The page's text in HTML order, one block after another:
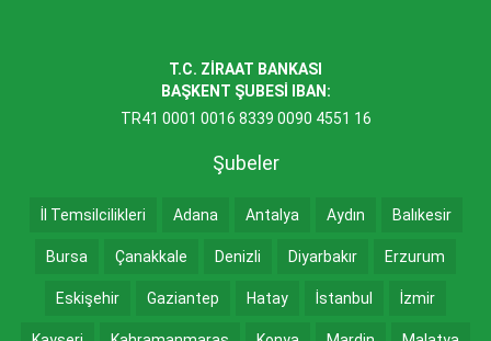
T.C. ZİRAAT BANKASI
BAŞKENT ŞUBESİ IBAN:
TR41 0001 0016 8339 0090 4551 16
Şubeler
İl Temsilcilikleri Adana Antalya Aydın Balıkesir
Bursa Çanakkale Denizli Diyarbakır Erzurum
Eskişehir Gaziantep Hatay İstanbul İzmir